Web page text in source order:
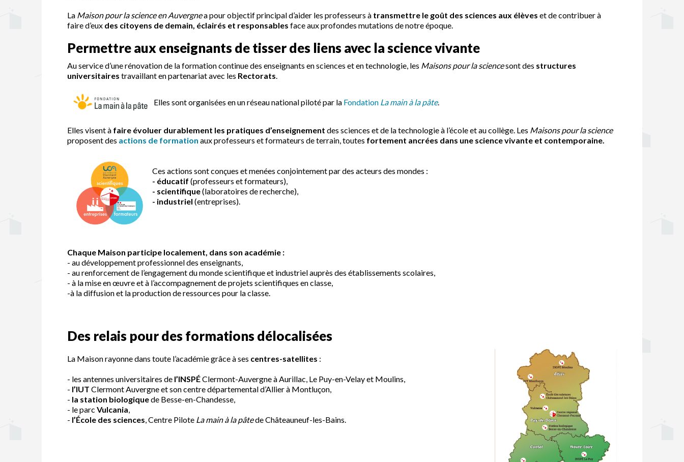
La Maison pour la science en Auvergnea pour objectif principal d’aider les professeurs à transmettre le goût des sciences aux élèves et de contribuer à
faire d’eux des citoyens de demain, éclairés et responsables face aux profondes mutations de notre époque.
Permettre aux enseignants de tisser des liens avec la science vivante
Au service d’une rénovation de la formation continue des enseignants en sciences et en technologie, les Maisons pour la sciencesont des structures
universitaires travaillant en partenariat avec les Rectorats.
Elles sont organisées en un réseau national piloté par la Fondation La main à la pâte.
Elles visent à faire évoluer durablement les pratiques d’enseignement des sciences et de la technologie à l’école et au collège. Les Maisons pour la science
proposent des actions de formation aux professeurs et formateurs de terrain, toutes fortement ancrées dans une science vivante et contemporaine.
Ces actions sont conçues et menées conjointement par des acteurs des mondes :
- éducatif (professeurs et formateurs),
- scientifique(laboratoires de recherche),
- industriel (entreprises).
Chaque Maison participe localement, dans son académie :
- au développement professionnel des enseignants,
- au renforcement de l’engagement du monde scientifique et industriel auprès des établissements scolaires,
- à la mise en œuvre et à l’accompagnement de projets scientifiques en classe,
-à la diffusion et la production de ressources pour la classe.
Des relais pour des formations délocalisées
La Maison rayonne dans toute l’académie grâce à ses centres-satellites :
- les antennes universitaires de l’INSPÉClermont-Auvergne à Aurillac, Le Puy-en-Velay et Moulins,
- l’IUT Clermont Auvergne et son centre départemental d’Allier à Montluçon,
- la station biologiquede Besse-en-Chandesse,
- le parc Vulcania,
- l’École des sciences, Centre Pilote La main à la pâtede Châteauneuf-les-Bains.